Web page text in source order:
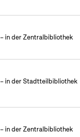
in der Zentralbibliothek
in der Stadtteilbibliothek
in der Zentralbibliothek